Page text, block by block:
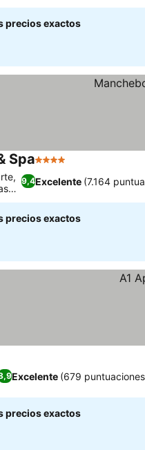
precios exactos
Spa4 Estrellas
9,4Excelente (7.164
precios exactos
Excelente (679
precios exactos